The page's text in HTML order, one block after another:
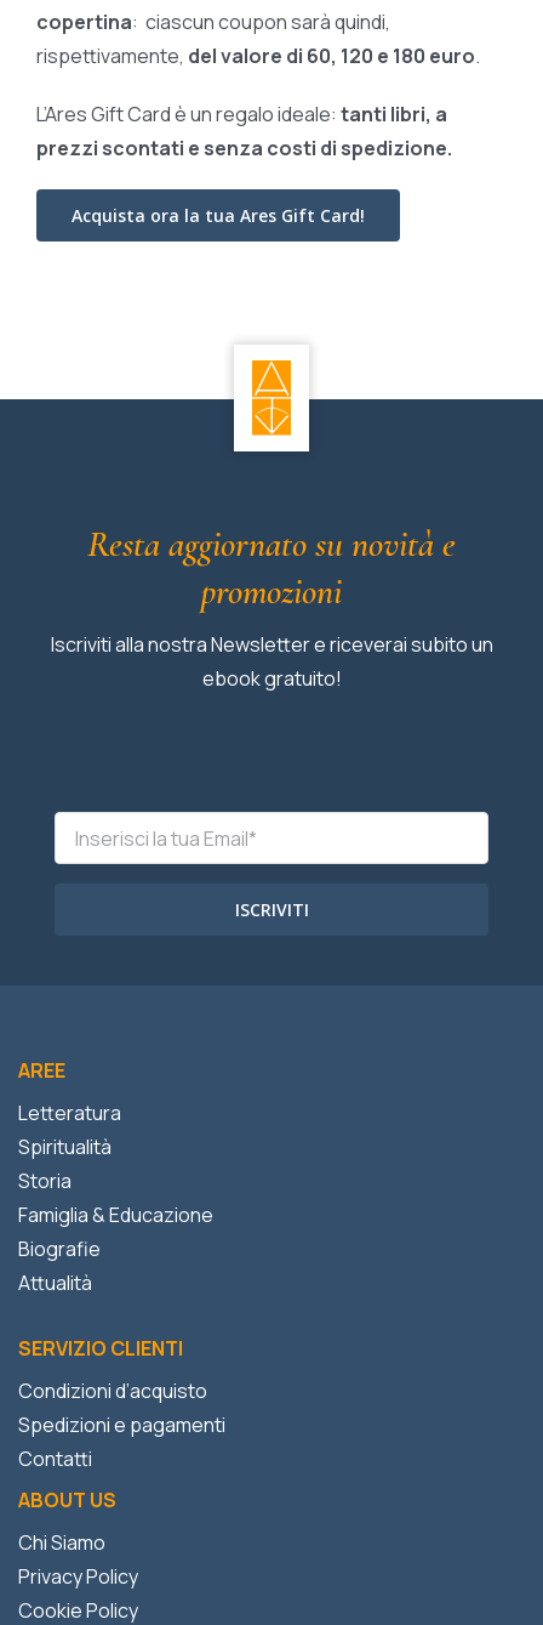
copertina: ciascun coupon sarà quindi,
rispettivamente, del valore di 60, 120 e 180 euro.
L’Ares Gift Card è un regalo ideale: tanti libri, a
prezzi scontati e senza costi di spedizione.
Acquista ora la tua Ares Gift Card!
Resta aggiornato su novità e
promozioni
Iscriviti alla nostra Newsletter e riceverai subito un
ebook gratuito!
ISCRIVITI
AREE
Letteratura
Spiritualità
Storia
Famiglia & Educazione
Biografie
Attualità
SERVIZIO CLIENTI
Condizioni d’acquisto
Spedizioni e pagamenti
Contatti
ABOUT US
Chi Siamo
Privacy Policy
Cookie Policy